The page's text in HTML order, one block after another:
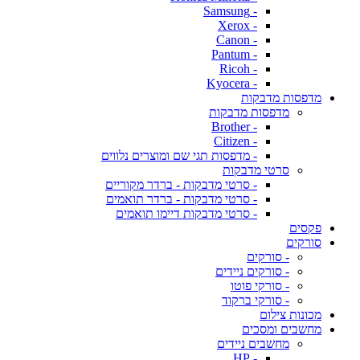
- Samsung
- Xerox
- Canon
- Pantum
- Ricoh
- Kyocera
מדפסות מדבקות
מדפסות מדבקות
- Brother
- Citizen
- מדפסות תגי שם ומוצרים נלווים
סרטי מדבקות
- סרטי מדבקות - ברדר מקוריים
- סרטי מדבקות - ברדר תואמים
- סרטי מדבקות דיימו תואמים
פקסים
סורקים
- סורקים
- סורקים ניידים
- סורקי פוטו
- סורקי ברקוד
מכונות צילום
מחשבים ומסכים
מחשבים ניידים